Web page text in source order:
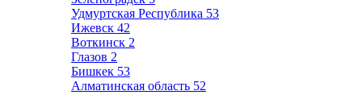
Удмуртская Республика 53
Ижевск 42
Воткинск 2
Глазов 2
Бишкек 53
Алматинская область 52